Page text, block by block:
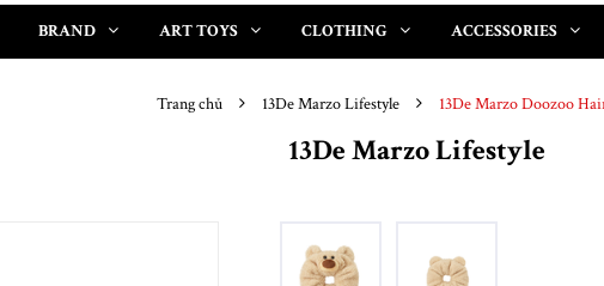
BRAND ART TOYS CLOTHING ACCESSORIES
Trang chủ 13De Marzo Lifestyle 13De Marzo Doozoo
13De Marzo Lifestyle